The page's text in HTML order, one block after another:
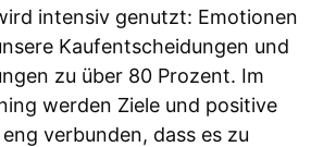
intensiv genutzt: Emotionen
Kaufentscheidungen und
zu über 80 Prozent. Im
werden Ziele und positive
verbunden, dass es zu